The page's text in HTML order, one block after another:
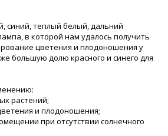
синий, теплый белый, дальний
в которой нам удалось получить
цветения и плодоношения у
большую долю красного и синего для
растений;
и плодоношения;
при отсутствии солнечного